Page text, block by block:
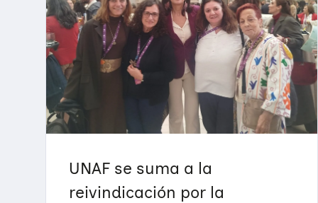
UNAF se suma a la
reivindicación por la